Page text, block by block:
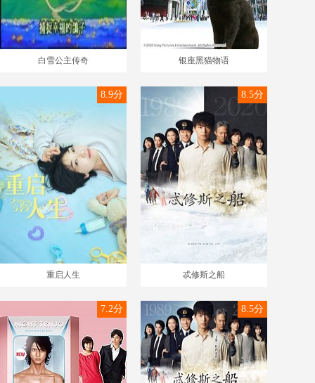
白雪公主传奇 银座黑猫物语
重启人生
8.9分
忒修斯之船
8.5分
7.2分 8.5分